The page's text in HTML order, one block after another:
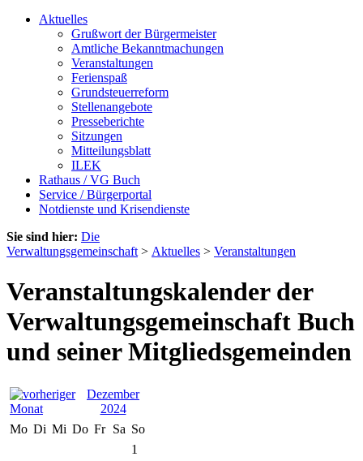
Aktuelles
Grußwort der Bürgermeister
Amtliche Bekanntmachungen
Veranstaltungen
Ferienspaß
Grundsteuerreform
Stellenangebote
Presseberichte
Sitzungen
Mitteilungsblatt
ILEK
Rathaus / VG Buch
Service / Bürgerportal
Notdienste und Krisendienste
Sie sind hier: Die
Verwaltungsgemeinschaft > Aktuelles > Veranstaltungen
Veranstaltungskalender der
Verwaltungsgemeinschaft Buch
und seiner Mitgliedsgemeinden
Dezember
2024
Mo Di Mi Do Fr Sa So
1